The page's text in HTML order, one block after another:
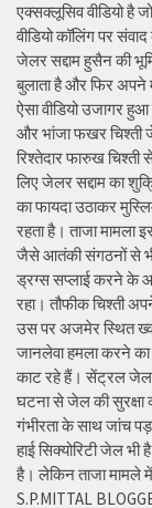
एक्सक्लूसिव वीडियो है
वीडियो कॉलिंग पर
जेलर सद्दाम हुसैन की
बुलाता है और फिर अपने
ऐसा वीडियो उजागर
और भांजा फखर चिश्ती
रिश्तेदार फारुख
लिए जेलर सद्दाम का
का फायदा उठाकर
रहता है। ताजा मामला
जैसे आतंकी संगठनों से
ड्रग्स सप्लाई करने के
रहा। तौफीक चिश्ती
उस पर अजमेर स्थित
जानलेवा हमला करने
काट रहे हैं। सेंट्रल जेल
घटना से जेल की सुरक्षा
गंभीरता के साथ जांच
हाई सिक्योरिटी जेल
है। लेकिन ताजा मामले
S.P.MITTAL